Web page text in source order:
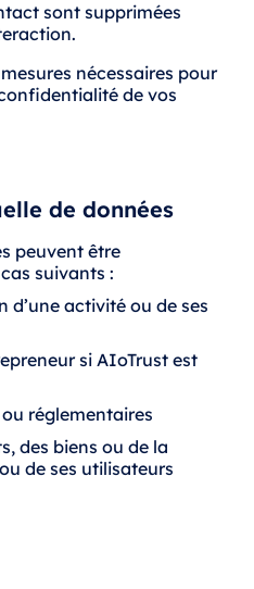
sont supprimées
nécessaires pour
de vos
de données
peuvent être
suivants :
d’une activité ou de ses
si AIoTrust est
réglementaires
des biens ou de la
de ses utilisateurs